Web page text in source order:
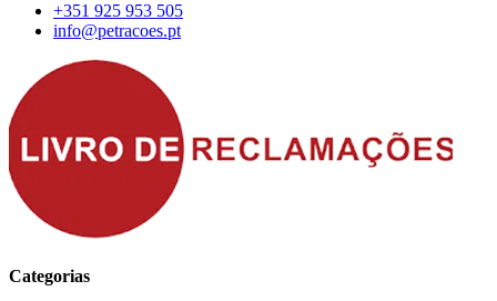
+351 925 953 505
info@petracoes.pt
Categorias